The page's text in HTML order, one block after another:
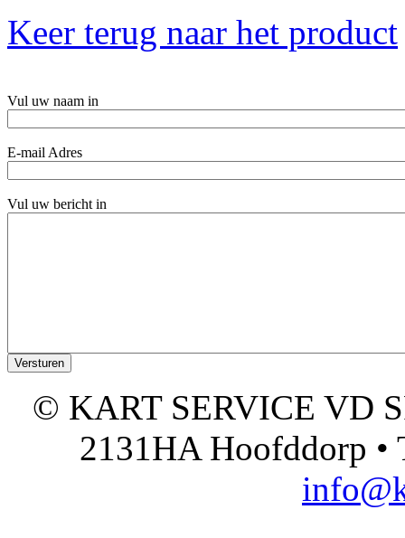
Keer terug naar het product
Vul uw naam in
E-mail Adres
Vul uw bericht in
© KART SERVICE VD
2131HA Hoofddorp •